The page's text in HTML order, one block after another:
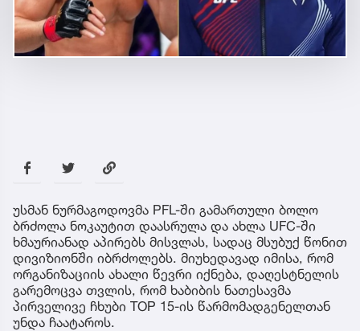
უსმან ნურმაგოდოვმა PFL-ში გამართული ბოლო
ბრძოლა ნოკაუტით დაასრულა და ახლა UFC-ში
ხმაურიანად აპირებს მისვლას, სადაც მსუბუქ წონით
დივიზიონში იბრძოლებს. მიუხედავად იმისა, რომ
ორგანიზაციის ახალი წევრი იქნება, დაღესტნელის
გარემოცვა თვლის, რომ ხაბიბის ნათესავმა
პირველივე ჩხუბი TOP 15-ის წარმომადგენელთან
უნდა ჩაატაროს.